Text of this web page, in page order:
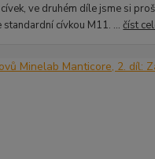
ve druhém díle jsme si
standardní cívkou M11. ...číst